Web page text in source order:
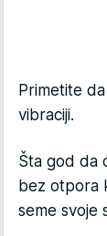
Primetite
vibraciji.
Šta god da
bez otpora
seme svoje